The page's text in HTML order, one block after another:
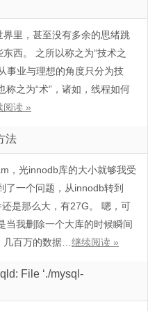
里，甚至没有多余的思绪跳
西。 之所以称之为“技术之
事业与理想的角度只分为技
之为“术”，诸如，线程如何
阅读 »
法
，光innodb库的大小就够我受
了一个问题，从innodb转到
是那么大，有27G。 嗯，可
当我删除一个大库的时候瞬间
百万的数据… 继续阅读 »
File ‘./mysql-